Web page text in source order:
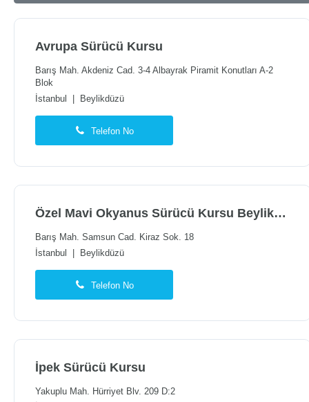
Avrupa Sürücü Kursu
Barış Mah. Akdeniz Cad. 3-4 Albayrak Piramit Konutları A-2
Blok
İstanbul
Beylikdüzü
Telefon No
Özel Mavi Okyanus Sürücü Kursu Beylikdüzü Şubesi
Barış Mah. Samsun Cad. Kiraz Sok. 18
İstanbul
Beylikdüzü
Telefon No
İpek Sürücü Kursu
Yakuplu Mah. Hürriyet Blv. 209 D:2